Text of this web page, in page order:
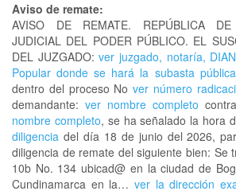
Aviso de remate:
AVISO DE REMATE. REPÚBLICA
JUDICIAL DEL PODER PÚBLICO. EL
DEL JUZGADO: ver juzgado, notaría,
Popular donde se hará la subasta pública
dentro del proceso Nover número
demandante: ver nombre completo
nombre completo, se ha señalado la hora
diligencia del día 18 de junio del 2026,
diligencia de remate del siguiente bien: Se
10b No. 134 ubicad@ en la ciudad de
Cundinamarca en la… ver la dirección